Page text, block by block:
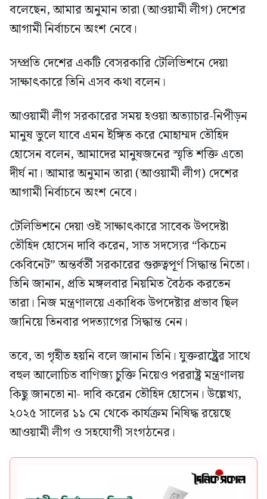
বলেছেন, আমার অনুমান তারা (আওয়ামী লীগ) দেশের
আগামী নির্বাচনে অংশ নেবে।
সম্প্রতি দেশের একটি বেসরকারি টেলিভিশনে দেয়া
সাক্ষাৎকারে তিনি এসব কথা বলেন।
আওয়ামী লীগ সরকারের সময় হওয়া অত্যাচার-নিপীড়ন
মানুষ ভুলে যাবে এমন ইঙ্গিত করে মোহাম্মদ তৌহিদ
হোসেন বলেন, আমাদের মানুষজনের স্মৃতি শক্তি এতো
দীর্ঘ না। আমার অনুমান তারা (আওয়ামী লীগ) দেশের
আগামী নির্বাচনে অংশ নেবে।
টেলিভিশনে দেয়া ওই সাক্ষাৎকারে সাবেক উপদেষ্টা
তৌহিদ হোসেন দাবি করেন, সাত সদস্যের “কিচেন
কেবিনেট” অন্তর্বর্তী সরকারের গুরুত্বপূর্ণ সিদ্ধান্ত নিতো।
তিনি জানান, প্রতি মঙ্গলবার নিয়মিত বৈঠক করতেন
তারা। নিজ মন্ত্রণালয়ে একাধিক উপদেষ্টার প্রভাব ছিল
জানিয়ে তিনবার পদত্যাগের সিদ্ধান্ত নেন।
তবে, তা গৃহীত হয়নি বলে জানান তিনি। যুক্তরাষ্ট্র্রের সাথে
বহুল আলোচিত বাণিজ্য চুক্তি নিয়েও পররাষ্ট্র মন্ত্রণালয়
কিছু জানতো না- দাবি করেন তৌহিদ হোসেন। উল্লেখ্য,
২০২৫ সালের ১১ মে থেকে কার্যক্রম নিষিদ্ধ রয়েছে
আওয়ামী লীগ ও সহযোগী সংগঠনের।